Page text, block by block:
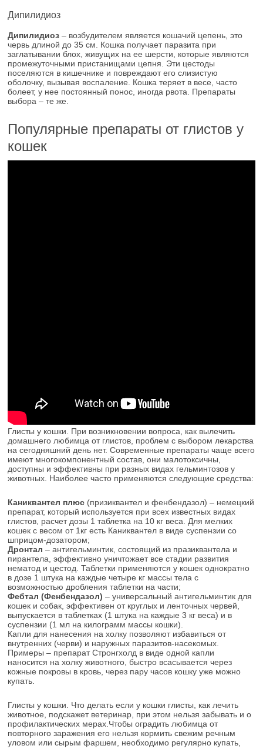
Дипилидиоз
Дипилидиоз – возбудителем является кошачий цепень, это
червь длиной до 35 см. Кошка получает паразита при
заглатывании блох, живущих на ее шерсти, которые являются
промежуточными пристанищами цепня. Эти цестоды
поселяются в кишечнике и повреждают его слизистую
оболочку, вызывая воспаление. Кошка теряет в весе, часто
болеет, у нее постоянный понос, иногда рвота. Препараты
выбора – те же.
Популярные препараты от глистов у
кошек
Глисты у кошки. При возникновении вопроса, как вылечить
домашнего любимца от глистов, проблем с выбором лекарства
на сегодняшний день нет. Современные препараты чаще всего
имеют многокомпонентный состав, они малотоксичны,
доступны и эффективны при разных видах гельминтозов у
животных. Наиболее часто применяются следующие средства:
Каниквантел плюс (призиквантел и фенбендазол) – немецкий
препарат, который используется при всех известных видах
глистов, расчет дозы 1 таблетка на 10 кг веса. Для мелких
кошек с весом от 1кг есть Каниквантел в виде суспензии со
шприцом-дозатором;
Дронтал – антигельминтик, состоящий из празиквантела и
пирантела, эффективно уничтожает все стадии развития
нематод и цестод. Таблетки применяются у кошек однократно
в дозе 1 штука на каждые четыре кг массы тела с
возможностью дробления таблетки на части;
Фебтал (Фенбендазол) – универсальный антигельминтик для
кошек и собак, эффективен от круглых и ленточных червей,
выпускается в таблетках (1 штука на каждые 3 кг веса) и в
суспензии (1 мл на килограмм массы кошки).
Капли для нанесения на холку позволяют избавиться от
внутренних (черви) и наружных паразитов-насекомых.
Примеры – препарат Стронгхолд в виде одной капли
наносится на холку животного, быстро всасывается через
кожные покровы в кровь, через пару часов кошку уже можно
купать.
Глисты у кошки. Что делать если у кошки глисты, как лечить
животное, подскажет ветеринар, при этом нельзя забывать и о
профилактических мерах.Чтобы оградить любимца от
повторного заражения его нельзя кормить свежим речным
уловом или сырым фаршем, необходимо регулярно купать,